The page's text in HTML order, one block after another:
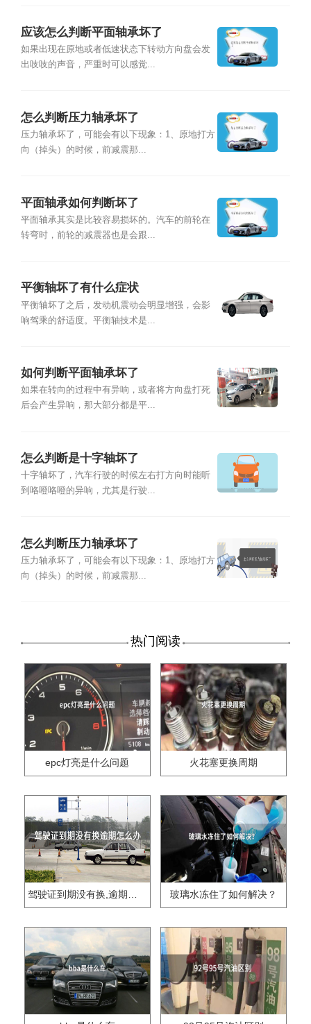
应该怎么判断平面轴承坏了
如果出现在原地或者低速状态下转动方向盘会发
出吱吱的声音，严重时可以感觉...
怎么判断压力轴承坏了
压力轴承坏了，可能会有以下现象：1、原地打方
向（掉头）的时候，前减震那...
平面轴承如何判断坏了
平面轴承其实是比较容易损坏的。汽车的前轮在
转弯时，前轮的减震器也是会跟...
平衡轴坏了有什么症状
平衡轴坏了之后，发动机震动会明显增强，会影
响驾乘的舒适度。平衡轴技术是...
如何判断平面轴承坏了
如果在转向的过程中有异响，或者将方向盘打死
后会产生异响，那大部分都是平...
怎么判断是十字轴坏了
十字轴坏了，汽车行驶的时候左右打方向时能听
到咯噔咯噔的异响，尤其是行驶...
怎么判断压力轴承坏了
压力轴承坏了，可能会有以下现象：1、原地打方
向（掉头）的时候，前减震那...
热门阅读
epc灯亮是什么问题 火花塞更换周期
驾驶证到期没有换,逾期怎么办?? 玻璃水冻住了如何解决？